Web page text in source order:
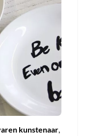
kunstenaar,